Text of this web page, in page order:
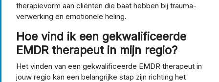
therapievorm aan cliënten die baat hebben bij trauma-
verwerking en emotionele heling.
Hoe vind ik een gekwalificeerde
EMDR therapeut in mijn regio?
Het vinden van een gekwalificeerde EMDR therapeut in
jouw regio kan een belangrijke stap zijn richting het